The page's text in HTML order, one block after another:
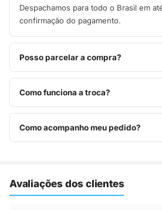
Despachamos para todo o Brasil em
confirmação do pagamento.
Posso parcelar a compra?
Sim, parcelamos em até 10x sem
ou pague à vista no Pix com 8% de
Como funciona a troca?
Você tem 7 dias após o recebimento
Basta entrar em contato pelo
Como acompanho meu pedido?
Avaliações dos clientes